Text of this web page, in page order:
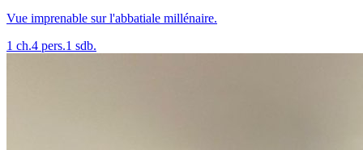
Vue imprenable sur l'abbatiale millénaire.
1 ch.4 pers.1 sdb.